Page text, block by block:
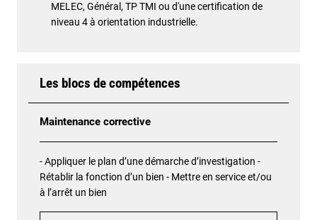
MELEC, Général, TP TMI ou d'une certification de
niveau 4 à orientation industrielle.
Les blocs de compétences
Maintenance corrective
- Appliquer le plan d’une démarche d’investigation -
Rétablir la fonction d’un bien - Mettre en service et/ou
à l’arrêt un bien